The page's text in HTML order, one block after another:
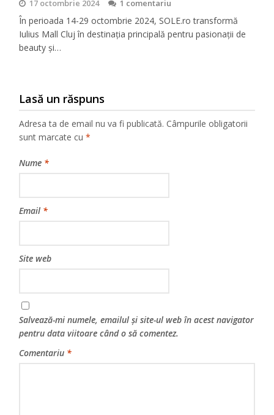
17 octombrie 2024 1 comentariu
În perioada 14-29 octombrie 2024, SOLE.ro transformă
Iulius Mall Cluj în destinația principală pentru pasionații de
beauty și…
Lasă un răspuns
Adresa ta de email nu va fi publicată. Câmpurile obligatorii
sunt marcate cu*
Nume *
Email *
Site web
Salvează-mi numele, emailul și site-ul web în acest navigator
pentru data viitoare când o să comentez.
Comentariu *